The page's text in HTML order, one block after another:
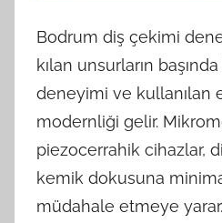
Bodrum diş çekimi
kılan unsurların
deneyimi ve kullanılan
modernliği gelir.
piezocerrahik cihazlar,
kemik dokusuna
müdahale etmeye